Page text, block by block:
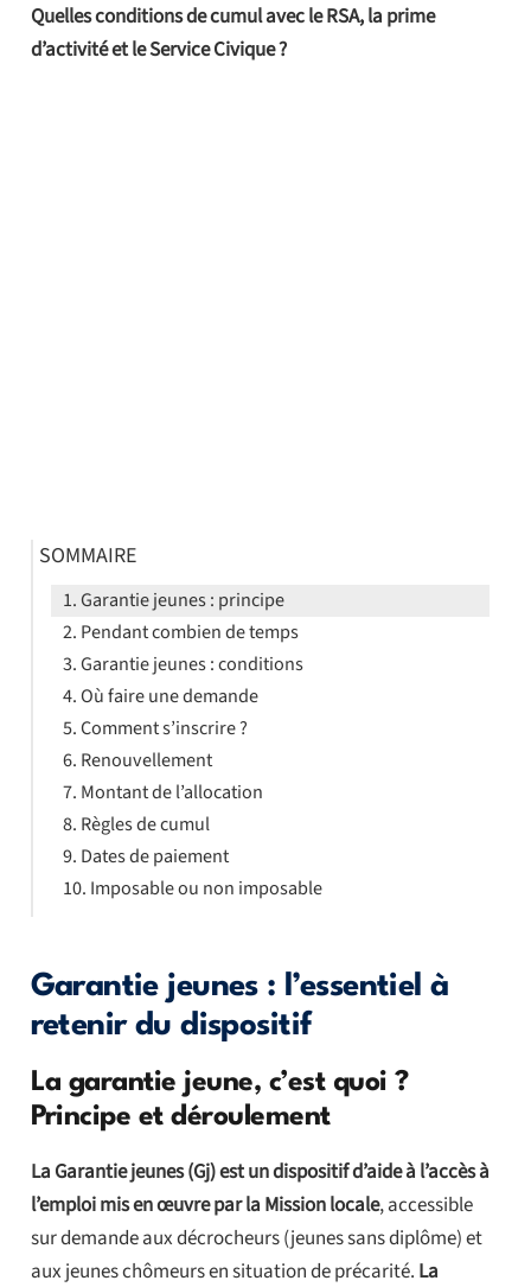
Quelles conditions de cumul avec le RSA, la prime
d’activité et le Service Civique ?
Garantie jeunes : l’essentiel à
retenir du dispositif
La garantie jeune, c’est quoi ?
Principe et déroulement
La Garantie jeunes (Gj) est un dispositif d’aide à l’accès à
l’emploi mis en œuvre par la Mission locale, accessible
sur demande aux décrocheurs (jeunes sans diplôme) et
aux jeunes chômeurs en situation de précarité. La
SOMMAIRE
Garantie jeunes : principe
Pendant combien de temps
Garantie jeunes : conditions
Où faire une demande
Comment s’inscrire ?
Renouvellement
Montant de l’allocation
Règles de cumul
Dates de paiement
Imposable ou non imposable